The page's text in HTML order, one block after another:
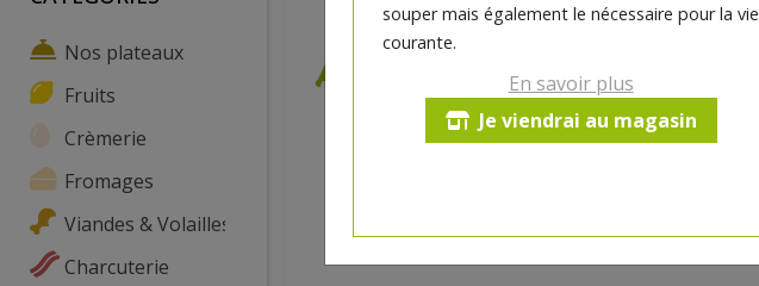
Nos plateaux
Fruits
Crèmerie
Fromages
Viandes & Volailles
Charcuterie
souper mais également le nécessaire pour la vie
courante.
En savoir plus
Je viendrai au magasin